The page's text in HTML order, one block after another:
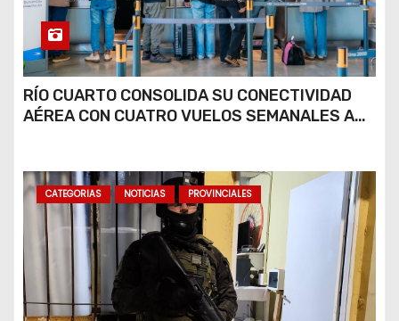
RÍO CUARTO CONSOLIDA SU CONECTIVIDAD
AÉREA CON CUATRO VUELOS SEMANALES A
CATEGORIAS NOTICIAS PROVINCIALES